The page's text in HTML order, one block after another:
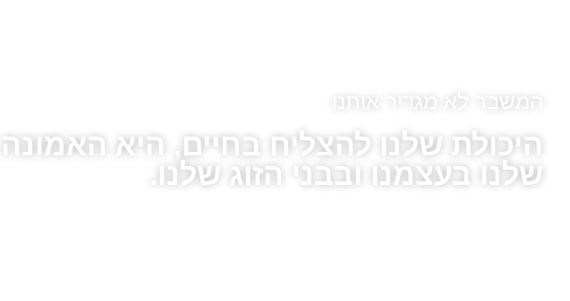
המשבר לא מגדיר אותנו
היכולת שלנו להצליח בחיים, היא האמונה
שלנו בעצמנו ובבני הזוג שלנו.